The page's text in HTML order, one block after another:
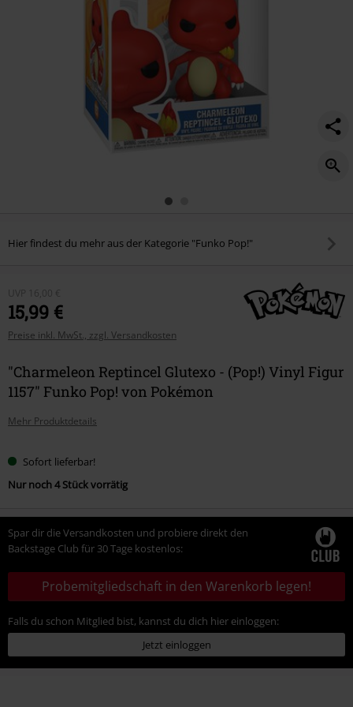
Hier findest du mehr aus der Kategorie "Funko Pop!"
UVP 16,00 €
15,99 €
Preise inkl. MwSt., zzgl. Versandkosten
"Charmeleon Reptincel Glutexo - (Pop!) Vinyl Figur
1157" Funko Pop! von Pokémon
Mehr Produktdetails
Sofort lieferbar!
Nur noch 4 Stück vorrätig
Spar dir die Versandkosten und probiere direkt den
Backstage Club für 30 Tage kostenlos:
Probemitgliedschaft in den Warenkorb legen!
Falls du schon Mitglied bist, kannst du dich hier einloggen:
Jetzt einloggen